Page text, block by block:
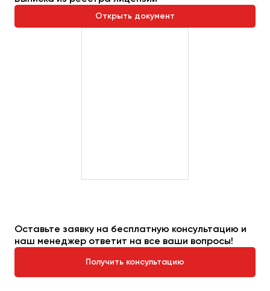
Открыть документ
Оставьте заявку на бесплатную консультацию и
наш менеджер ответит на все ваши вопросы!
Получить консультацию